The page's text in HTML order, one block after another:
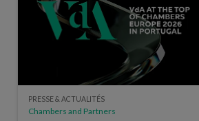
PRESSE & ACTUALITÉS
Chambers and Partners